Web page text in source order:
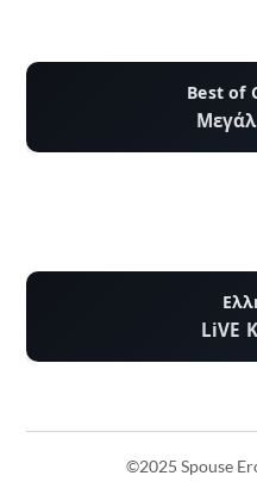
Best of
LiVE
©2025 Spouse